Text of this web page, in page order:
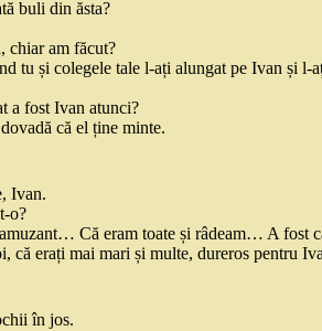
buli din ăsta?
chiar am făcut?
tu și colegele tale l-ați alungat pe Ivan și l-
a fost Ivan atunci?
că el ține minte.
Ivan.
o?
Că eram toate și râdeam… A fost
că erați mai mari și multe, dureros pentru
în jos.